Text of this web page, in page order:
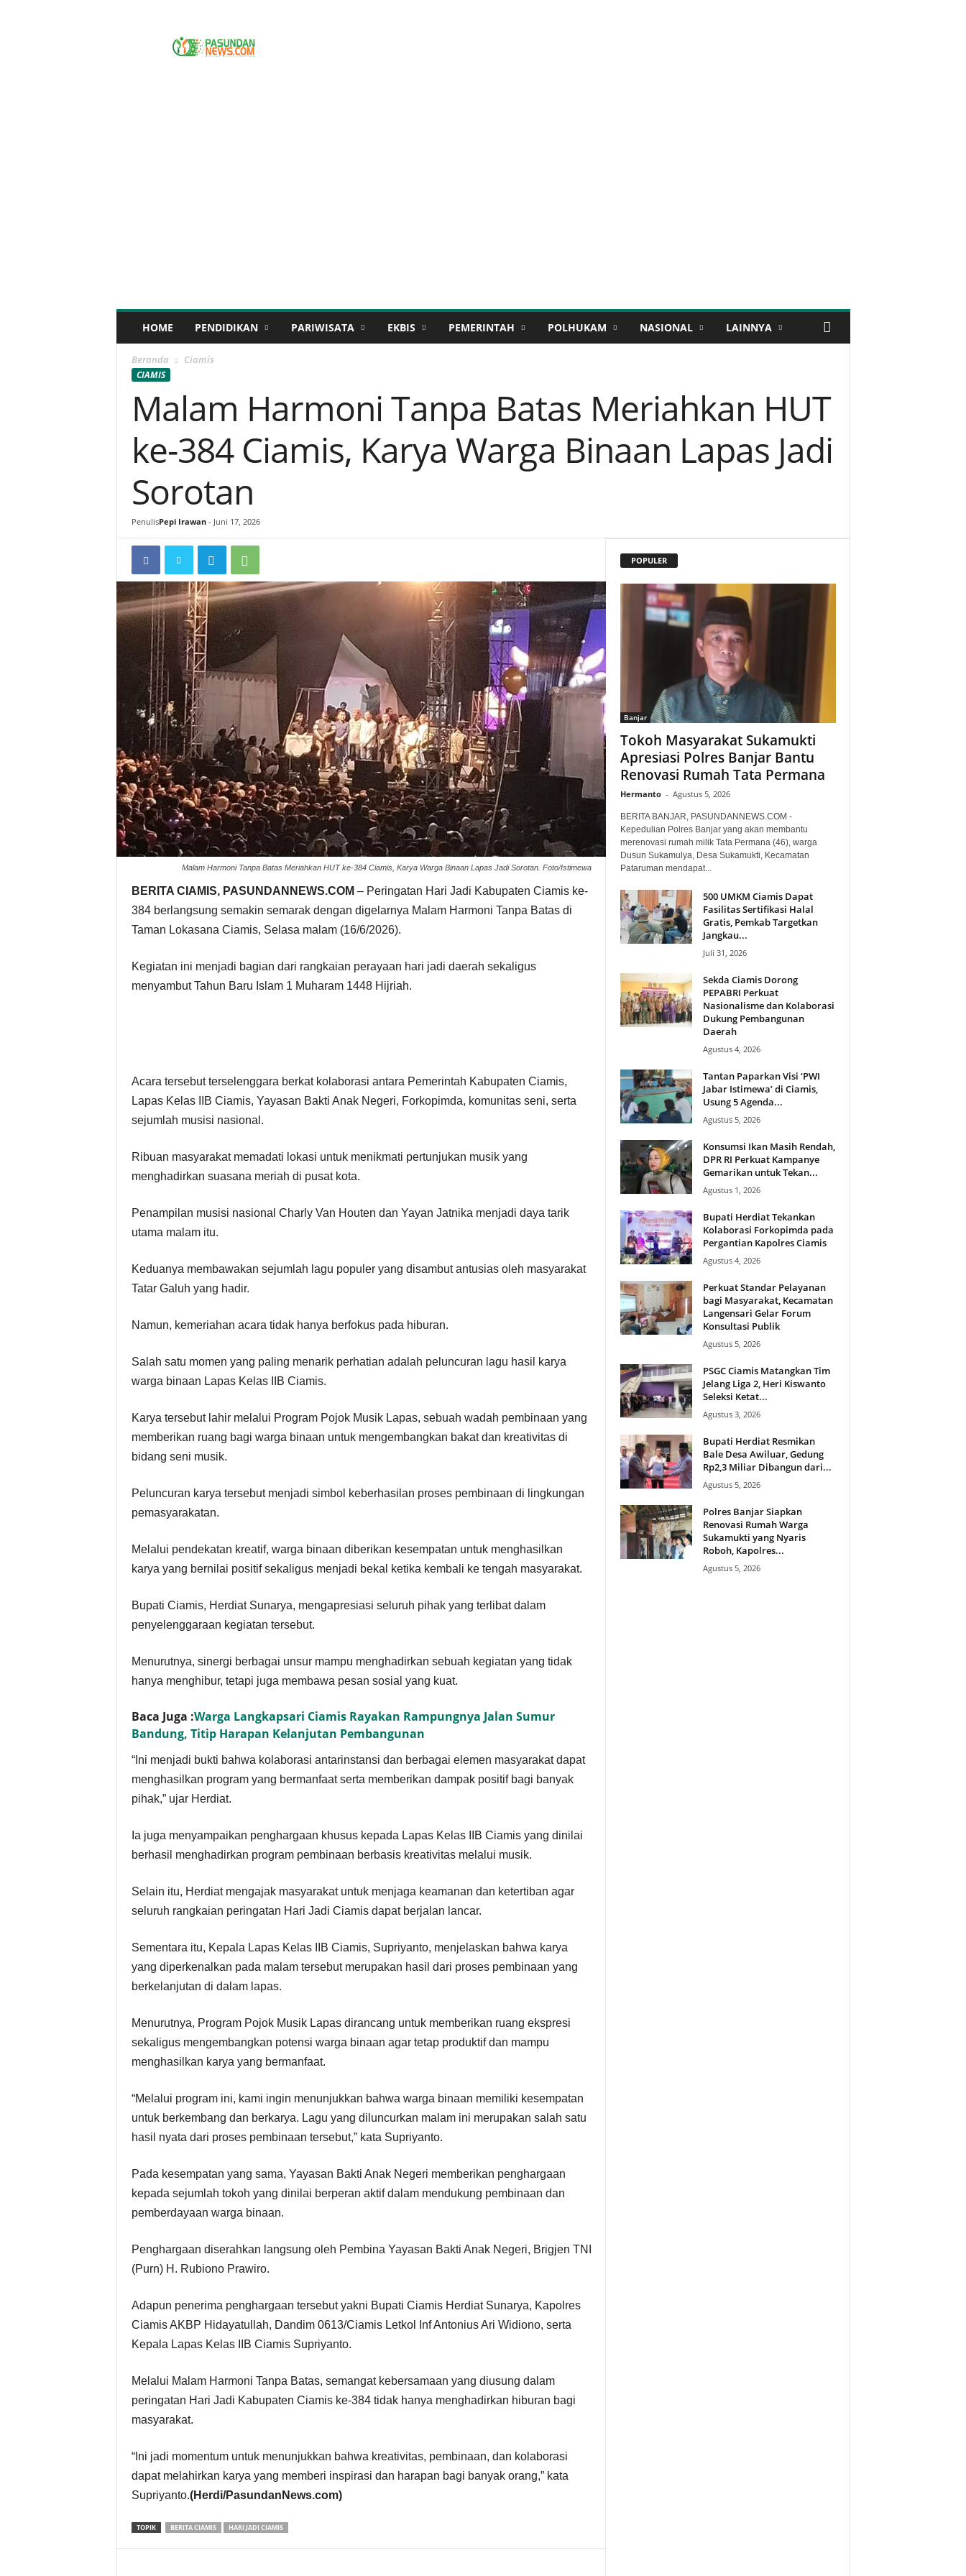
HOME PENDIDIKAN PARIWISATA EKBIS PEMERINTAH POLHUKAM NASIONAL LAINNYA
Beranda Ciamis
CIAMIS
Malam Harmoni Tanpa Batas Meriahkan HUT
ke-384 Ciamis, Karya Warga Binaan Lapas Jadi
Sorotan
PenulisPepi Irawan- Juni 17, 2026
Malam Harmoni Tanpa Batas Meriahkan HUT ke-384 Ciamis, Karya Warga Binaan Lapas Jadi Sorotan. Foto/Istimewa
BERITA CIAMIS, PASUNDANNEWS.COM – Peringatan Hari Jadi Kabupaten Ciamis ke-
384 berlangsung semakin semarak dengan digelarnya Malam Harmoni Tanpa Batas di
Taman Lokasana Ciamis, Selasa malam (16/6/2026).
Kegiatan ini menjadi bagian dari rangkaian perayaan hari jadi daerah sekaligus
menyambut Tahun Baru Islam 1 Muharam 1448 Hijriah.
Acara tersebut terselenggara berkat kolaborasi antara Pemerintah Kabupaten Ciamis,
Lapas Kelas IIB Ciamis, Yayasan Bakti Anak Negeri, Forkopimda, komunitas seni, serta
sejumlah musisi nasional.
Ribuan masyarakat memadati lokasi untuk menikmati pertunjukan musik yang
menghadirkan suasana meriah di pusat kota.
Penampilan musisi nasional Charly Van Houten dan Yayan Jatnika menjadi daya tarik
utama malam itu.
Keduanya membawakan sejumlah lagu populer yang disambut antusias oleh masyarakat
Tatar Galuh yang hadir.
Namun, kemeriahan acara tidak hanya berfokus pada hiburan.
Salah satu momen yang paling menarik perhatian adalah peluncuran lagu hasil karya
warga binaan Lapas Kelas IIB Ciamis.
Karya tersebut lahir melalui Program Pojok Musik Lapas, sebuah wadah pembinaan yang
memberikan ruang bagi warga binaan untuk mengembangkan bakat dan kreativitas di
bidang seni musik.
Peluncuran karya tersebut menjadi simbol keberhasilan proses pembinaan di lingkungan
pemasyarakatan.
Melalui pendekatan kreatif, warga binaan diberikan kesempatan untuk menghasilkan
karya yang bernilai positif sekaligus menjadi bekal ketika kembali ke tengah masyarakat.
Bupati Ciamis, Herdiat Sunarya, mengapresiasi seluruh pihak yang terlibat dalam
penyelenggaraan kegiatan tersebut.
Menurutnya, sinergi berbagai unsur mampu menghadirkan sebuah kegiatan yang tidak
hanya menghibur, tetapi juga membawa pesan sosial yang kuat.
Baca Juga :Warga Langkapsari Ciamis Rayakan Rampungnya Jalan Sumur
Bandung, Titip Harapan Kelanjutan Pembangunan
“Ini menjadi bukti bahwa kolaborasi antarinstansi dan berbagai elemen masyarakat dapat
menghasilkan program yang bermanfaat serta memberikan dampak positif bagi banyak
pihak,” ujar Herdiat.
Ia juga menyampaikan penghargaan khusus kepada Lapas Kelas IIB Ciamis yang dinilai
berhasil menghadirkan program pembinaan berbasis kreativitas melalui musik.
Selain itu, Herdiat mengajak masyarakat untuk menjaga keamanan dan ketertiban agar
seluruh rangkaian peringatan Hari Jadi Ciamis dapat berjalan lancar.
Sementara itu, Kepala Lapas Kelas IIB Ciamis, Supriyanto, menjelaskan bahwa karya
yang diperkenalkan pada malam tersebut merupakan hasil dari proses pembinaan yang
berkelanjutan di dalam lapas.
Menurutnya, Program Pojok Musik Lapas dirancang untuk memberikan ruang ekspresi
sekaligus mengembangkan potensi warga binaan agar tetap produktif dan mampu
menghasilkan karya yang bermanfaat.
“Melalui program ini, kami ingin menunjukkan bahwa warga binaan memiliki kesempatan
untuk berkembang dan berkarya. Lagu yang diluncurkan malam ini merupakan salah satu
hasil nyata dari proses pembinaan tersebut,” kata Supriyanto.
Pada kesempatan yang sama, Yayasan Bakti Anak Negeri memberikan penghargaan
kepada sejumlah tokoh yang dinilai berperan aktif dalam mendukung pembinaan dan
pemberdayaan warga binaan.
Penghargaan diserahkan langsung oleh Pembina Yayasan Bakti Anak Negeri, Brigjen TNI
(Purn) H. Rubiono Prawiro.
Adapun penerima penghargaan tersebut yakni Bupati Ciamis Herdiat Sunarya, Kapolres
Ciamis AKBP Hidayatullah, Dandim 0613/Ciamis Letkol Inf Antonius Ari Widiono, serta
Kepala Lapas Kelas IIB Ciamis Supriyanto.
Melalui Malam Harmoni Tanpa Batas, semangat kebersamaan yang diusung dalam
peringatan Hari Jadi Kabupaten Ciamis ke-384 tidak hanya menghadirkan hiburan bagi
masyarakat.
“Ini jadi momentum untuk menunjukkan bahwa kreativitas, pembinaan, dan kolaborasi
dapat melahirkan karya yang memberi inspirasi dan harapan bagi banyak orang,” kata
Supriyanto.(Herdi/PasundanNews.com)
TOPIK BERITA CIAMIS HARI JADI CIAMIS
POPULER
Banjar
Tokoh Masyarakat Sukamukti
Apresiasi Polres Banjar Bantu
Renovasi Rumah Tata Permana
Hermanto - Agustus 5, 2026
BERITA BANJAR, PASUNDANNEWS.COM -
Kepedulian Polres Banjar yang akan membantu
merenovasi rumah milik Tata Permana (46), warga
Dusun Sukamulya, Desa Sukamukti, Kecamatan
Pataruman mendapat...
500 UMKM Ciamis Dapat
Fasilitas Sertifikasi Halal
Gratis, Pemkab Targetkan
Jangkau...
Juli 31, 2026
Sekda Ciamis Dorong
PEPABRI Perkuat
Nasionalisme dan Kolaborasi
Dukung Pembangunan
Daerah
Agustus 4, 2026
Tantan Paparkan Visi ‘PWI
Jabar Istimewa’ di Ciamis,
Usung 5 Agenda...
Agustus 5, 2026
Konsumsi Ikan Masih Rendah,
DPR RI Perkuat Kampanye
Gemarikan untuk Tekan...
Agustus 1, 2026
Bupati Herdiat Tekankan
Kolaborasi Forkopimda pada
Pergantian Kapolres Ciamis
Agustus 4, 2026
Perkuat Standar Pelayanan
bagi Masyarakat, Kecamatan
Langensari Gelar Forum
Konsultasi Publik
Agustus 5, 2026
PSGC Ciamis Matangkan Tim
Jelang Liga 2, Heri Kiswanto
Seleksi Ketat...
Agustus 3, 2026
Bupati Herdiat Resmikan
Bale Desa Awiluar, Gedung
Rp2,3 Miliar Dibangun dari...
Agustus 5, 2026
Polres Banjar Siapkan
Renovasi Rumah Warga
Sukamukti yang Nyaris
Roboh, Kapolres...
Agustus 5, 2026